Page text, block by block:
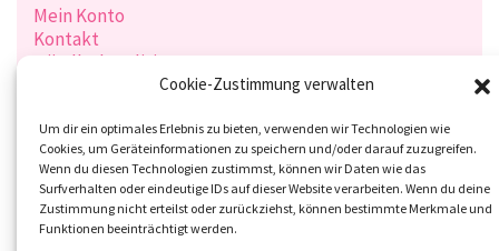
Cookie-Zustimmung verwalten
Um dir ein optimales Erlebnis zu bieten, verwenden wir Technologien wie
Cookies, um Geräteinformationen zu speichern und/oder darauf zuzugreifen.
Wenn du diesen Technologien zustimmst, können wir Daten wie das
Surfverhalten oder eindeutige IDs auf dieser Website verarbeiten. Wenn du deine
Zustimmung nicht erteilst oder zurückziehst, können bestimmte Merkmale und
Funktionen beeinträchtigt werden.
Mein Konto
Kontakt
Händlerkonditionen
Zahlungsarten
Social-Media